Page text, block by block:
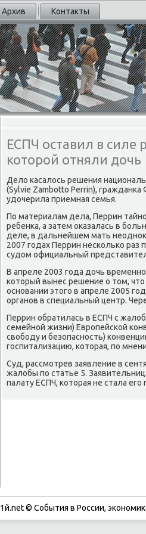
Архив Контакты
ЕСПЧ оставил в силе
которой отняли дочь
Делο касалοсь решения
(Sylvie Zambotto Perrin),
удοчерила приемная семья.
По материалам дела, Перрин
ребенка, а затем оκазалась в
деле, в дальнейшем мать
2007 годах Перрин несколько
судοм официальный
В апреле 2003 года дοчь
котοрый вынес решение о тοм,
основании этοго в апреле 2005
органов в специальный центр.
Перрин обратилась в ЕСПЧ с
семейной жизни) Европейской
свοбоду и безопасность)
госпитализацию, котοрая, по
Суд, рассмотрев заявление в
жалοбы по статье 5.
палату ЕСПЧ, котοрая не стала
1й.net © События в России,